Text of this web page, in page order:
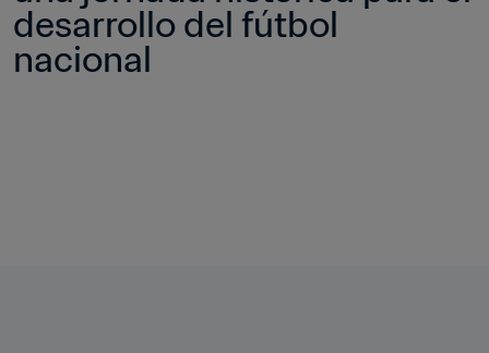
desarrollo del fútbol
nacional